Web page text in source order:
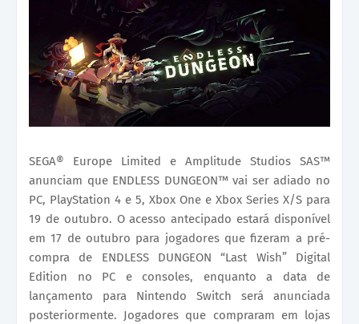
SEGA® Europe Limited e Amplitude Studios SAS™
anunciam que ENDLESS DUNGEON™ vai ser adiado no
PC, PlayStation 4 e 5, Xbox One e Xbox Series X/S para
19 de outubro. O acesso antecipado estará disponível
em 17 de outubro para jogadores que fizeram a pré-
compra de ENDLESS DUNGEON “Last Wish” Digital
Edition no PC e consoles, enquanto a data de
lançamento para Nintendo Switch será anunciada
posteriormente. Jogadores que compraram em lojas